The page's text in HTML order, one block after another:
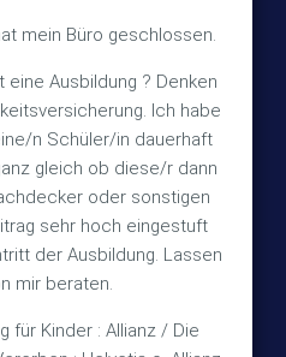
mein Büro geschlossen.
eine Ausbildung ? Denken
Ich habe
n Schüler/in dauerhaft
gleich ob diese/r dann
oder sonstigen
sehr hoch eingestuft
der Ausbildung. Lassen
mir beraten.
für Kinder : Allianz / Die
(5105) 1811
(5105) 2720
– 12:00 Uhr